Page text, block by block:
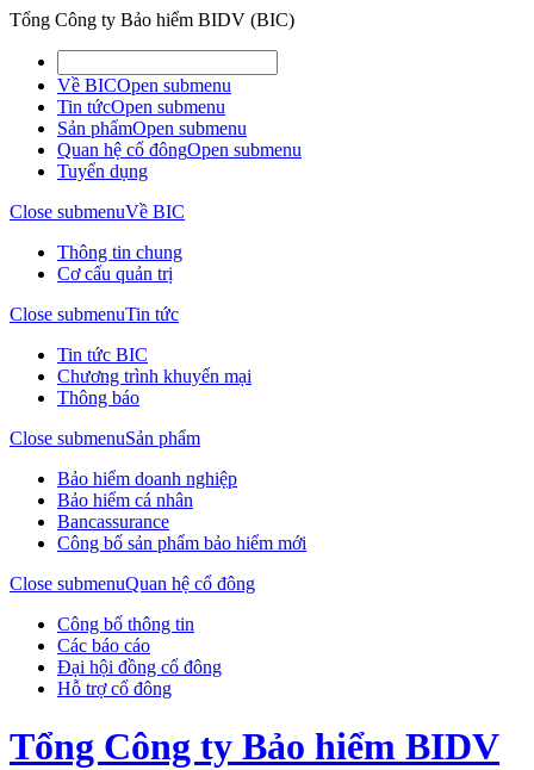
Tổng Công ty Bảo hiểm BIDV (BIC)
Về BICOpen submenu
Tin tứcOpen submenu
Sản phẩmOpen submenu
Quan hệ cổ đôngOpen submenu
Tuyển dụng
Close submenuVề BIC
Thông tin chung
Cơ cấu quản trị
Close submenuTin tức
Tin tức BIC
Chương trình khuyến mại
Thông báo
Close submenuSản phẩm
Bảo hiểm doanh nghiệp
Bảo hiểm cá nhân
Bancassurance
Công bố sản phẩm bảo hiểm mới
Close submenuQuan hệ cổ đông
Công bố thông tin
Các báo cáo
Đại hội đồng cổ đông
Hỗ trợ cổ đông
Tổng Công ty Bảo hiểm BIDV